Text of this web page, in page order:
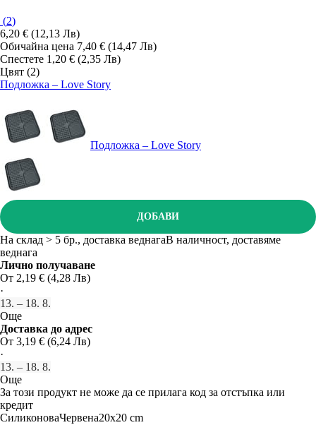
(2)
6,20 € (12,13 Лв)
Обичайна цена 7,40 € (14,47 Лв)
Спестете 1,20 € (2,35 Лв)
Цвят (2)
Подложка – Love Story
Подложка – Love Story
ДОБАВИ
На склад > 5 бр., доставка веднагаВ наличност, доставяме
веднага
Лично получаване
От 2,19 € (4,28 Лв)
·
13. – 18. 8.
Още
Доставка до адрес
От 3,19 € (6,24 Лв)
·
13. – 18. 8.
Още
За този продукт не може да се прилага код за отстъпка или
кредит
СиликоноваЧервена20x20 cm